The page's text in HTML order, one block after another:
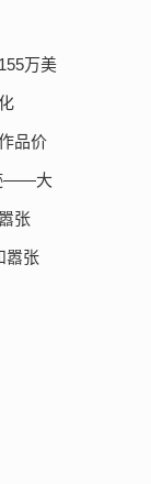
万美
品价
——大
张
嚣张